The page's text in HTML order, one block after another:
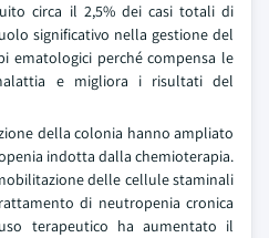
circa il 2,5% dei casi totali di
significativo nella gestione del
ematologici perché compensa le
e migliora i risultati del
della colonia hanno ampliato
indotta dalla chemioterapia.
delle cellule staminali
di neutropenia cronica
terapeutico ha aumentato il